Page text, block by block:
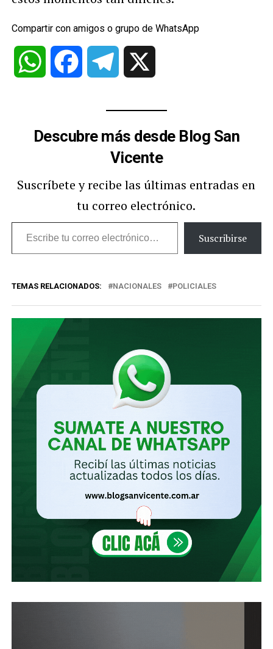
Compartir con amigos o grupo de WhatsApp
WhatsApp Facebook Telegram
Descubre más desde Blog San
Vicente
Suscríbete y recibe las últimas entradas en
tu correo electrónico.
Escribe
tu
electrónico…
Suscribirse
TEMAS RELACIONADOS: NACIONALES POLICIALES